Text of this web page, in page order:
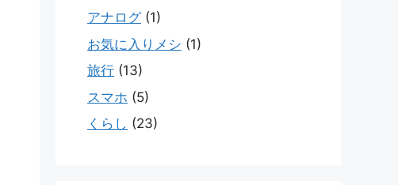
アナログ(1)
お気に入りメシ (1)
旅行 (13)
スマホ (5)
くらし (23)